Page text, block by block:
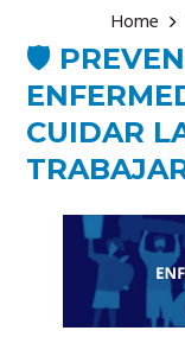
Home
🛡️
CUIDAR